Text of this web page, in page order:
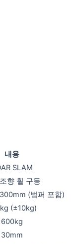
내용
SLAM
향 휠 구동
(범퍼 포함)
(±10kg)
600kg
30mm